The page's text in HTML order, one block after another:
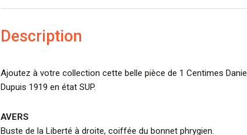
Description
Ajoutez à votre collection cette belle pièce de 1 Centimes Daniel
Dupuis 1919 en état SUP.
AVERS
Buste de la Liberté à droite, coiffée du bonnet phrygien.